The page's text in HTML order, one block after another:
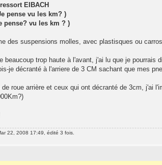
EIBACH
pense vu les km? )
pense? vu les km ? )
des suspensions molles, avec plastisques ou
beaucoup trop haute à l'avant, j'ai lu que je pourrais
je décranté à l'arriere de 3 CM sachant que mes
roue arrière et ceux qui ont décranté de 3cm, j'ai
22, 2008 17:49, édité 3 fois.